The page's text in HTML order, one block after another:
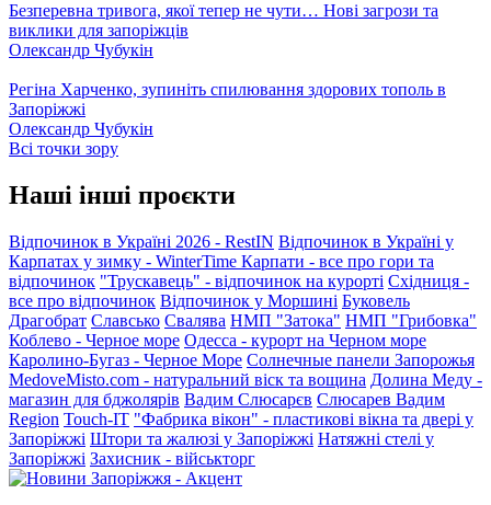
Безперевна тривога, якої тепер не чути… Нові загрози та
виклики для запоріжців
Олександр Чубукін
Регіна Харченко, зупиніть спилювання здорових тополь в
Запоріжжі
Олександр Чубукін
Всі точки зору
Наші інші проєкти
Відпочинок в Україні 2026 - RestIN Відпочинок в Україні у
Карпатах у зимку - WinterTime Карпати - все про гори та
відпочинок "Трускавець" - відпочинок на курорті Східниця -
все про відпочинок Відпочинок у Моршині Буковель
Драгобрат Славсько Свалява НМП "Затока" НМП "Грибовка"
Коблево - Черное море Одесса - курорт на Черном море
Каролино-Бугаз - Черное Море Солнечные панели Запорожья
MedoveMisto.com - натуральний віск та вощина Долина Меду -
магазин для бджолярів Вадим Слюсарєв Слюсарев Вадим
Region Touch-IT "Фабрика вікон" - пластикові вікна та двері у
Запоріжжі Штори та жалюзі у Запоріжжі Натяжні стелі у
Запоріжжі Захисник - військторг